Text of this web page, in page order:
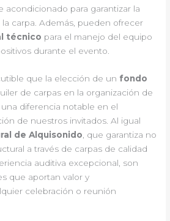
acondicionado para garantizar la
carpa. Además, pueden ofrecer
técnico para el manejo del equipo
durante el evento.
que la elección de un fondo
de carpas en la organización de
diferencia notable en el
de nuestros invitados. Al igual
de Alquisonido , que garantiza no
a través de carpas de calidad
auditiva excepcional, son
que aportan valor y
celebración o reunión